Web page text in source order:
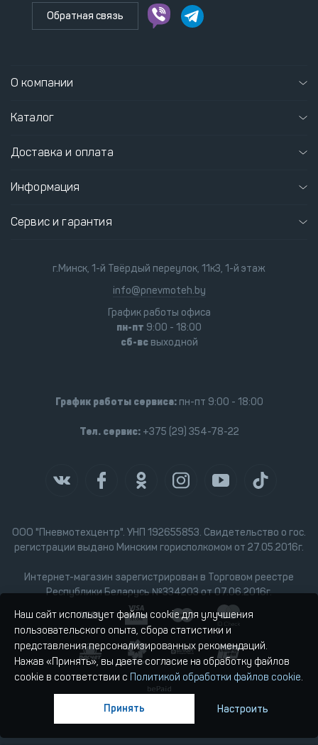
Обратная связь
О компании
Каталог
Доставка и оплата
Информация
Сервис и гарантия
ООО "Пневмотехцентр". УНП 192655853. Свидетельство о гос.
регистрации выдано Минским горисполкомом от 27.05.2016г.
Интернет-магазин зарегистрирован в Торговом реестре
Республики Беларусь №334203 от 07.06.2016г.
г.Минск, 1-й Твёрдый переулок, 11к3, 1-й этаж
info@pnevmoteh.by
График работы офиса
пн-пт 9:00 - 18:00
сб-всвыходной
График работы сервиса:пн-пт 9:00 - 18:00
Тел. сервис:+375 (29) 354-78-22
Наш сайт использует файлы cookie для улучшения
пользовательского опыта, сбора статистики и
представления персонализированных рекомендаций.
Нажав «Принять», вы даете согласие на обработку файлов
cookie в соответствии с Политикой обработки файлов cookie.
Настроить
Принять